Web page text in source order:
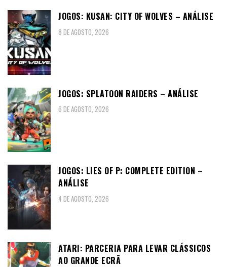
JOGOS: KUSAN: CITY OF WOLVES – ANÁLISE
8 DE AGOSTO, 2026
JOGOS: SPLATOON RAIDERS – ANÁLISE
6 DE AGOSTO, 2026
JOGOS: LIES OF P: COMPLETE EDITION –
ANÁLISE
4 DE AGOSTO, 2026
ATARI: PARCERIA PARA LEVAR CLÁSSICOS
AO GRANDE ECRÃ